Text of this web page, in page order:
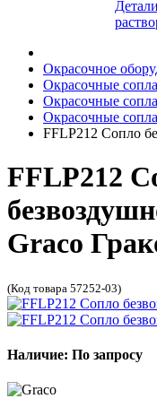
Окрасочное
Окрасочные сопла
Окрасочные
Окрасочные
FFLP212 Сопло
FFLP212
Graco
(Код товара 57252-03)
Наличие: По запросу